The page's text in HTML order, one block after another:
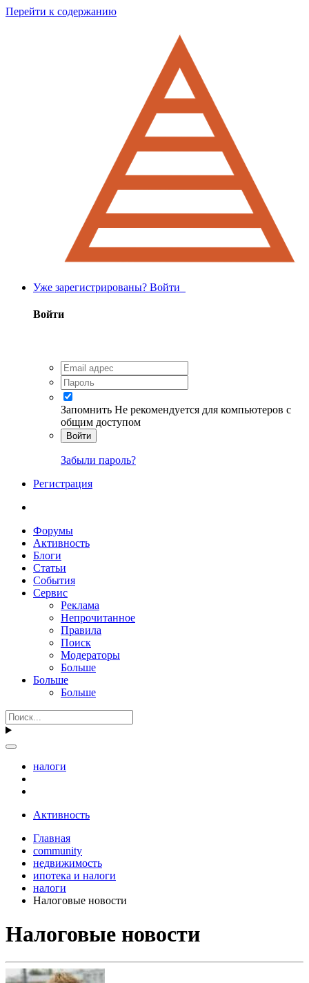
Перейти к содержанию
Уже зарегистрированы? Войти
Войти
Запомнить Не рекомендуется для компьютеров с
общим доступом
Войти
Забыли пароль?
Регистрация
Форумы
Активность
Блоги
Статьи
События
Сервис
Реклама
Непрочитанное
Правила
Поиск
Модераторы
Больше
Больше
Больше
налоги
Активность
Главная
community
недвижимость
ипотека и налоги
налоги
Налоговые новости
Налоговые новости